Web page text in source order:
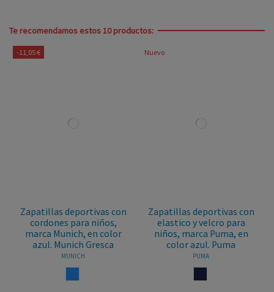
Te recomendamos estos 10 productos:
-11,05 €
Zapatillas deportivas con
cordones para niños,
marca Munich, en color
azul. Munich Gresca
MUNICH
Nuevo
Zapatillas deportivas con
elastico y velcro para
niños, marca Puma, en
color azul. Puma
PUMA